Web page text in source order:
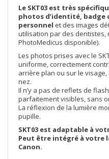
Le SKT03 est très
photos d’identité,
personnel et des images
utilisation par des
PhotoMedicus disponible).
Les photos prises avec le
uniforme, correctement
arrière plan ou sur le
nez.
Il n’y a pas de reflets de
parfaitement visibles, sans
La réflexion de la lumière
pupille.
SKT03 est adaptable à
Peut être intégré à votre
Canon.